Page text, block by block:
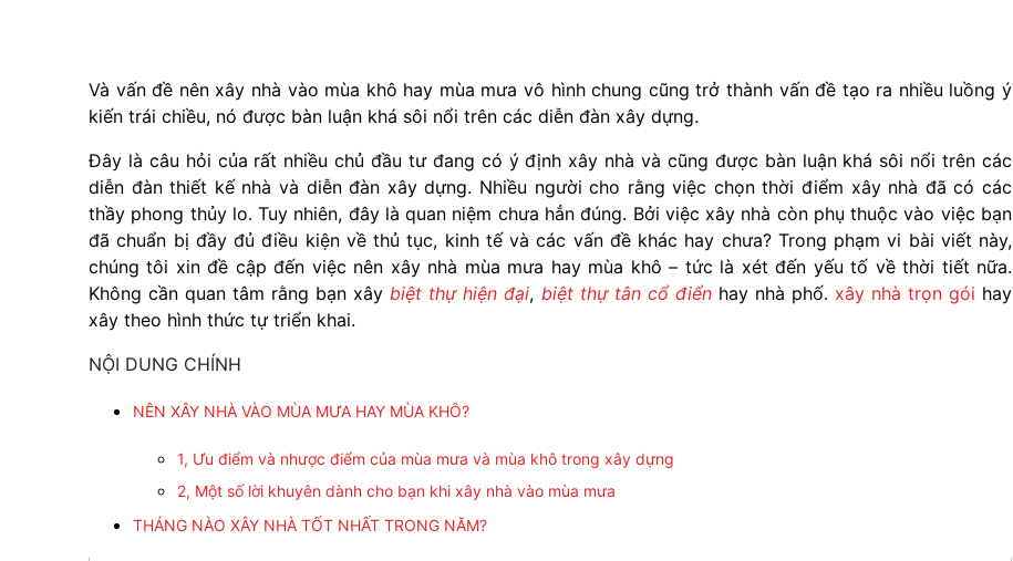
Và vấn đề nên xây nhà vào mùa khô hay mùa mưa vô hình chung cũng trở thành vấn đề tạo ra nhiều luồng ý
kiến trái chiều, nó được bàn luận khá sôi nổi trên các diễn đàn xây dựng.
Đây là câu hỏi của rất nhiều chủ đầu tư đang có ý định xây nhà và cũng được bàn luận khá sôi nổi trên các
diễn đàn thiết kế nhà và diễn đàn xây dựng. Nhiều người cho rằng việc chọn thời điểm xây nhà đã có các
thầy phong thủy lo. Tuy nhiên, đây là quan niệm chưa hẳn đúng. Bởi việc xây nhà còn phụ thuộc vào việc bạn
đã chuẩn bị đầy đủ điều kiện về thủ tục, kinh tế và các vấn đề khác hay chưa? Trong phạm vi bài viết này,
chúng tôi xin đề cập đến việc nên xây nhà mùa mưa hay mùa khô – tức là xét đến yếu tố về thời tiết nữa.
Không cần quan tâm rằng bạn xâybiệt thự hiện đại, biệt thự tân cổ điểnhay nhà phố. xây nhà trọn gói hay
xây theo hình thức tự triển khai.
NỘI DUNG CHÍNH
NÊN XÂY NHÀ VÀO MÙA MƯA HAY MÙA KHÔ?
1, Ưu điểm và nhược điểm của mùa mưa và mùa khô trong xây dựng
2, Một số lời khuyên dành cho bạn khi xây nhà vào mùa mưa
THÁNG NÀO XÂY NHÀ TỐT NHẤT TRONG NĂM?